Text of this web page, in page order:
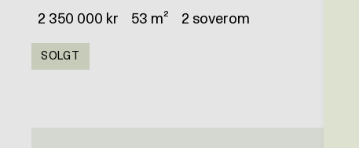
2 350 000 kr 53 m² 2 soverom
SOLGT